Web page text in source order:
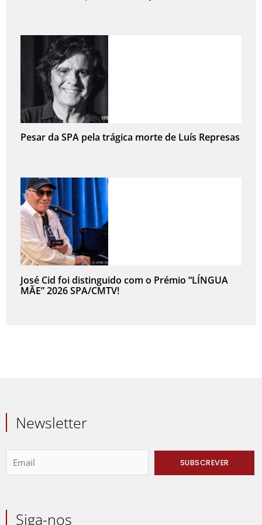
Pesar da SPA pela trágica morte de Luís Represas
José Cid foi distinguido com o Prémio “LÍNGUA
MÃE” 2026 SPA/CMTV!
Newsletter
Siga-nos